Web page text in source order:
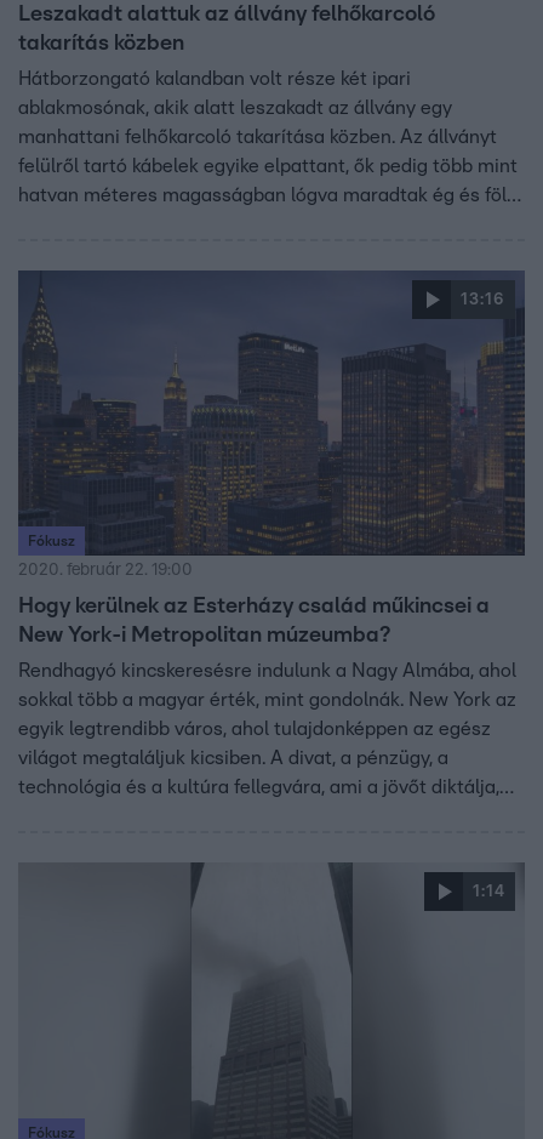
Leszakadt alattuk az állvány felhőkarcoló
takarítás közben
Hátborzongató kalandban volt része két ipari
ablakmosónak, akik alatt leszakadt az állvány egy
manhattani felhőkarcoló takarítása közben. Az állványt
felülről tartó kábelek egyike elpattant, ők pedig több mint
hatvan méteres magasságban lógva maradtak ég és föld
Végül a 26. emelet egyik ablakán keresztül rántották be
őket az épületbe.
13:16
Fókusz
2020. február 22. 19:00
Hogy kerülnek az Esterházy család műkincsei a
New York-i Metropolitan múzeumba?
Rendhagyó kincskeresésre indulunk a Nagy Almába, ahol
sokkal több a magyar érték, mint gondolnák. New York az
egyik legtrendibb város, ahol tulajdonképpen az egész
világot megtaláljuk kicsiben. A divat, a pénzügy, a
technológia és a kultúra fellegvára, ami a jövőt diktálja,
akik itt építik karrierjüket és keresik a világhírt. Itt lesz az,
aki Julia Roberts-szel is szerepelt már együtt. És egy
nagy bejelentés is várható, ami itt a Fókusz Pluszban
1:14
Fókusz